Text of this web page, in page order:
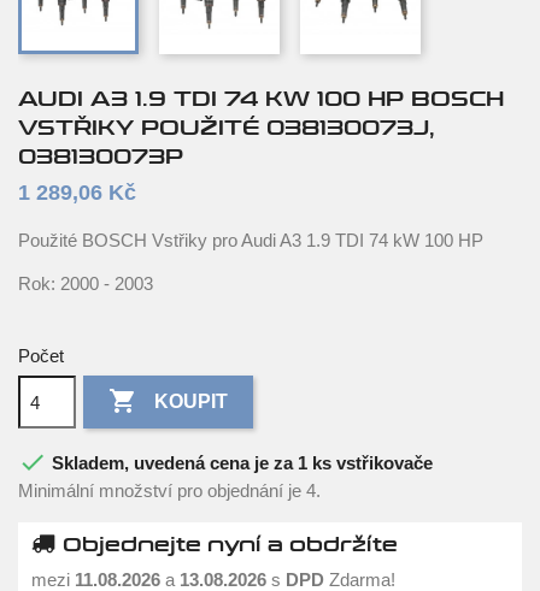
AUDI A3 1.9 TDI 74 KW 100 HP BOSCH
VSTŘIKY POUŽITÉ 038130073J,
038130073P
1 289,06 Kč
Použité BOSCH Vstřiky pro Audi A3 1.9 TDI 74 kW 100 HP
Rok: 2000 - 2003
Počet
 KOUPIT
 Skladem, uvedená cena je za 1 ks vstřikovače
Minimální množství pro objednání je 4.
Objednejte nyní a obdržíte
mezi 11.08.2026 a 13.08.2026 s DPD Zdarma!